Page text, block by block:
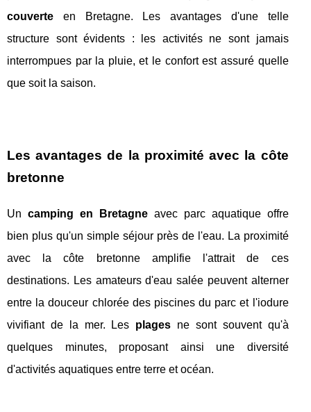
couverte en Bretagne. Les avantages d'une telle
structure sont évidents : les activités ne sont jamais
interrompues par la pluie, et le confort est assuré quelle
que soit la saison.
Les avantages de la proximité avec la côte
bretonne
Un camping en Bretagneavec parc aquatique offre
bien plus qu'un simple séjour près de l'eau. La proximité
avec la côte bretonne amplifie l'attrait de ces
destinations. Les amateurs d'eau salée peuvent alterner
entre la douceur chlorée des piscines du parc et l'iodure
vivifiant de la mer. Les plages ne sont souvent qu'à
quelques minutes, proposant ainsi une diversité
d'activités aquatiques entre terre et océan.